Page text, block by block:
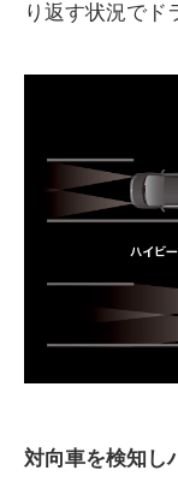
り返す状況でド
対向車を検知し